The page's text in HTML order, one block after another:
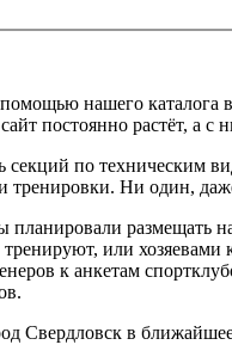
нашего каталога
постоянно растёт, а с
по техническим
Ни один,
размещать
или хозяевами
к анкетам
Свердловск в